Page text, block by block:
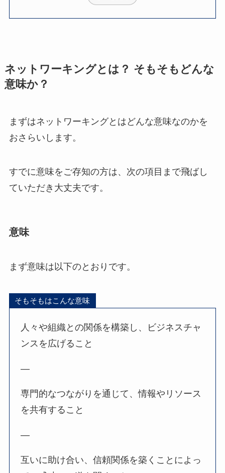
ネットワーキングとは？ そもそもどんな
意味か？
まずはネットワーキングとはどんな意味なのかを
おさらいします。
すでに意味をご存知の方は、次の項目まで飛ばし
ていただき大丈夫です。
意味
まず意味は以下のとおりです。
そもそもはこんな意味
人々や組織との関係を構築し、ビジネスチャ
ンスを広げること
—
専門的なつながりを通じて、情報やリソース
を共有すること
—
互いに助け合い、信頼関係を築くことによっ